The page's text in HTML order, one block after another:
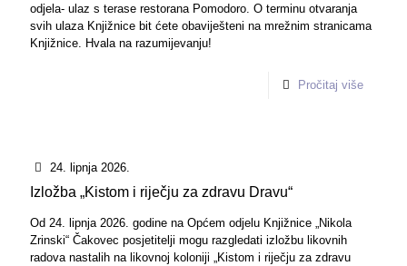
odjela- ulaz s terase restorana Pomodoro. O terminu otvaranja
svih ulaza Knjižnice bit ćete obaviješteni na mrežnim stranicama
Knjižnice. Hvala na razumijevanju!
Pročitaj više
24. lipnja 2026.
Izložba „Kistom i riječju za zdravu Dravu“
Od 24. lipnja 2026. godine na Općem odjelu Knjižnice „Nikola
Zrinski“ Čakovec posjetitelji mogu razgledati izložbu likovnih
radova nastalih na likovnoj koloniji „Kistom i riječju za zdravu